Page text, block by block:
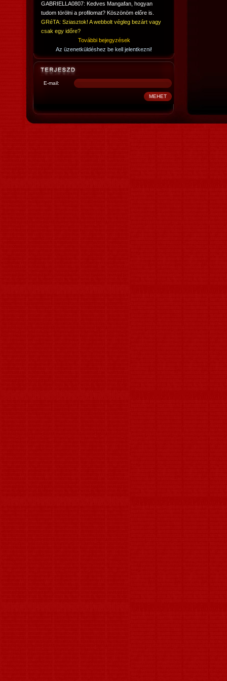
GABRIELLA0807: Kedves Mangafan, hogyan
tudom törölni a profilomat? Köszönöm előre is.
GRéTA: Sziasztok! A webbolt végleg bezárt vagy
csak egy időre?
További bejegyzések
Az üzenetküldéshez be kell jelentkezni!
E-mail: